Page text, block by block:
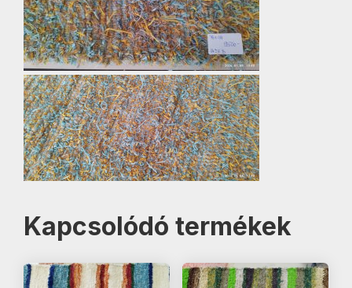
Kapcsolódó termékek